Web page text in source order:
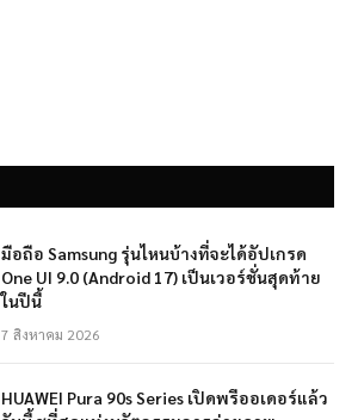
มือถือ Samsung รุ่นไหนบ้างที่จะได้อัปเกรด
One UI 9.0 (Android 17) เป็นเวอร์ชั่นสุดท้าย
ในปีนี้
7 สิงหาคม 2026
HUAWEI Pura 90s Series เปิดพรีออเดอร์แล้ว